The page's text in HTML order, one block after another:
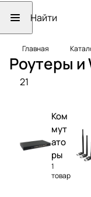
Главная
Роутеры и
21
Ком
мут
ато
ры
1
товар